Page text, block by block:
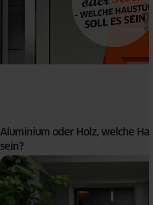
Aluminium oder Holz, welche
sein?